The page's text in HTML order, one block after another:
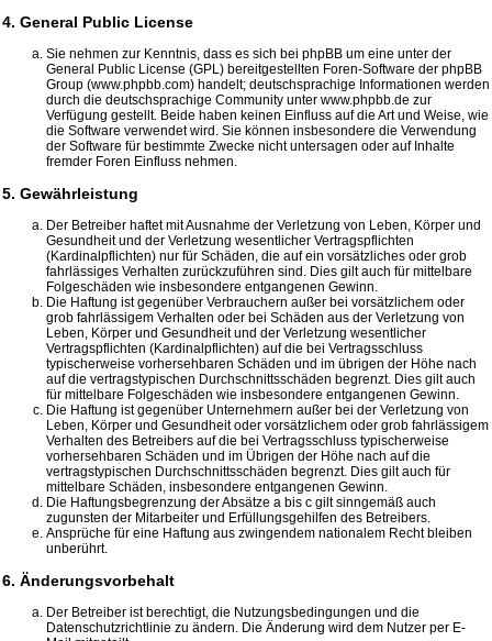
4. General Public License
Sie nehmen zur Kenntnis, dass es sich bei phpBB um eine unter der
General Public License (GPL) bereitgestellten Foren-Software der phpBB
Group (www.phpbb.com) handelt; deutschsprachige Informationen werden
durch die deutschsprachige Community unter www.phpbb.de zur
Verfügung gestellt. Beide haben keinen Einfluss auf die Art und Weise, wie
die Software verwendet wird. Sie können insbesondere die Verwendung
der Software für bestimmte Zwecke nicht untersagen oder auf Inhalte
fremder Foren Einfluss nehmen.
5. Gewährleistung
Der Betreiber haftet mit Ausnahme der Verletzung von Leben, Körper und
Gesundheit und der Verletzung wesentlicher Vertragspflichten
(Kardinalpflichten) nur für Schäden, die auf ein vorsätzliches oder grob
fahrlässiges Verhalten zurückzuführen sind. Dies gilt auch für mittelbare
Folgeschäden wie insbesondere entgangenen Gewinn.
Die Haftung ist gegenüber Verbrauchern außer bei vorsätzlichem oder
grob fahrlässigem Verhalten oder bei Schäden aus der Verletzung von
Leben, Körper und Gesundheit und der Verletzung wesentlicher
Vertragspflichten (Kardinalpflichten) auf die bei Vertragsschluss
typischerweise vorhersehbaren Schäden und im übrigen der Höhe nach
auf die vertragstypischen Durchschnittsschäden begrenzt. Dies gilt auch
für mittelbare Folgeschäden wie insbesondere entgangenen Gewinn.
Die Haftung ist gegenüber Unternehmern außer bei der Verletzung von
Leben, Körper und Gesundheit oder vorsätzlichem oder grob fahrlässigem
Verhalten des Betreibers auf die bei Vertragsschluss typischerweise
vorhersehbaren Schäden und im Übrigen der Höhe nach auf die
vertragstypischen Durchschnittsschäden begrenzt. Dies gilt auch für
mittelbare Schäden, insbesondere entgangenen Gewinn.
Die Haftungsbegrenzung der Absätze a bis c gilt sinngemäß auch
zugunsten der Mitarbeiter und Erfüllungsgehilfen des Betreibers.
Ansprüche für eine Haftung aus zwingendem nationalem Recht bleiben
unberührt.
6. Änderungsvorbehalt
Der Betreiber ist berechtigt, die Nutzungsbedingungen und die
Datenschutzrichtlinie zu ändern. Die Änderung wird dem Nutzer per E-